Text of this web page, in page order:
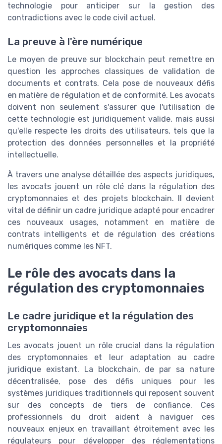
technologie pour anticiper sur la gestion des
contradictions avec le code civil actuel.
La preuve à l'ère numérique
Le moyen de preuve sur blockchain peut remettre en
question les approches classiques de validation de
documents et contrats. Cela pose de nouveaux défis
en matière de régulation et de conformité. Les avocats
doivent non seulement s'assurer que l'utilisation de
cette technologie est juridiquement valide, mais aussi
qu'elle respecte les droits des utilisateurs, tels que la
protection des données personnelles et la propriété
intellectuelle.
À travers une analyse détaillée des aspects juridiques,
les avocats jouent un rôle clé dans la régulation des
cryptomonnaies et des projets blockchain. Il devient
vital de définir un cadre juridique adapté pour encadrer
ces nouveaux usages, notamment en matière de
contrats intelligents et de régulation des créations
numériques comme les NFT.
Le rôle des avocats dans la
régulation des cryptomonnaies
Le cadre juridique et la régulation des
cryptomonnaies
Les avocats jouent un rôle crucial dans la régulation
des cryptomonnaies et leur adaptation au cadre
juridique existant. La blockchain, de par sa nature
décentralisée, pose des défis uniques pour les
systèmes juridiques traditionnels qui reposent souvent
sur des concepts de tiers de confiance. Ces
professionnels du droit aident à naviguer ces
nouveaux enjeux en travaillant étroitement avec les
régulateurs pour développer des réglementations